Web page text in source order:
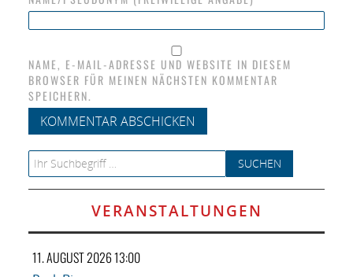
NAME, E-MAIL-ADRESSE UND WEBSITE IN DIESEM
BROWSER FÜR MEINEN NÄCHSTEN KOMMENTAR
SPEICHERN.
Search for:
VERANSTALTUNGEN
11. AUGUST 2026 13:00